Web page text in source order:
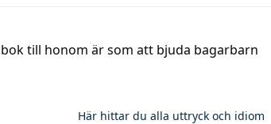
till honom är som att bjuda bagarbarn
Här hittar du alla uttryck och idiom